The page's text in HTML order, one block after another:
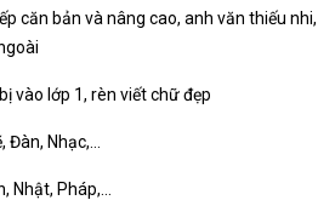
căn bản và nâng cao, anh văn thiếu nhi,
vào lớp 1, rèn viết chữ đẹp
Đàn, Nhạc,…
Nhật, Pháp,…